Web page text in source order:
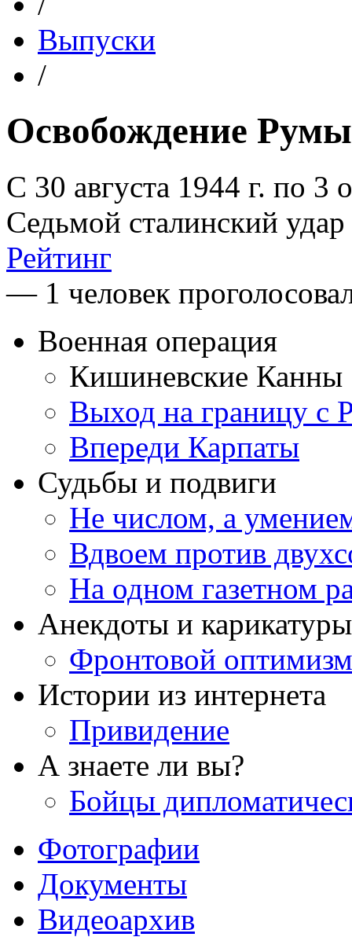
Выпуски
/
Освобождение
С 30 августа 1944 г. по 3
Седьмой сталинский удар
Рейтинг
— 1 человек
Военная операция
Кишиневские Канны
Выход на границу с
Впереди Карпаты
Судьбы и подвиги
Не числом, а
Вдвоем против
На одном газетном
Анекдоты и карикатуры
Фронтовой оптимизм
Истории из интернета
Привидение
А знаете ли вы?
Бойцы
Фотографии
Документы
Видеоархив